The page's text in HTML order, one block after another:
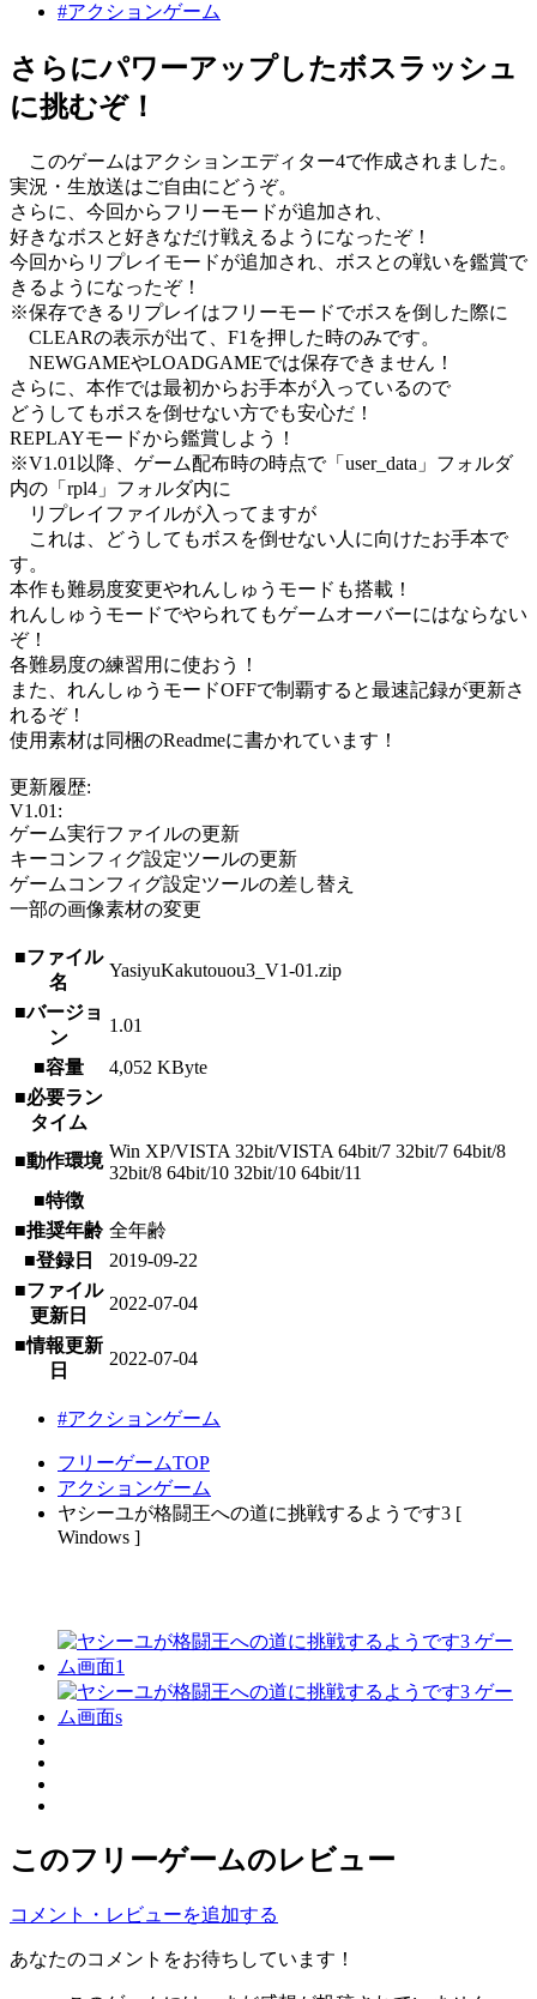
#アクションゲーム
さらにパワーアップしたボスラッシュ
に挑むぞ！
このゲームはアクションエディター4で作成されました。
実況・生放送はご自由にどうぞ。
さらに、今回からフリーモードが追加され、
好きなボスと好きなだけ戦えるようになったぞ！
今回からリプレイモードが追加され、ボスとの戦いを鑑賞で
きるようになったぞ！
※保存できるリプレイはフリーモードでボスを倒した際に
CLEARの表示が出て、F1を押した時のみです。
NEWGAMEやLOADGAMEでは保存できません！
さらに、本作では最初からお手本が入っているので
どうしてもボスを倒せない方でも安心だ！
REPLAYモードから鑑賞しよう！
※V1.01以降、ゲーム配布時の時点で「user_data」フォルダ
内の「rpl4」フォルダ内に
リプレイファイルが入ってますが
これは、どうしてもボスを倒せない人に向けたお手本で
す。
本作も難易度変更やれんしゅうモードも搭載！
れんしゅうモードでやられてもゲームオーバーにはならない
ぞ！
各難易度の練習用に使おう！
また、れんしゅうモードOFFで制覇すると最速記録が更新さ
れるぞ！
使用素材は同梱のReadmeに書かれています！
更新履歴:
V1.01:
ゲーム実行ファイルの更新
キーコンフィグ設定ツールの更新
ゲームコンフィグ設定ツールの差し替え
一部の画像素材の変更
■ファイル
名
YasiyuKakutouou3_V1-01.zip
■バージョ
ン
1.01
■容量
4,052 KByte
■必要ラン
タイム
■動作環境 Win XP/VISTA 32bit/VISTA 64bit/7 32bit/7 64bit/8
32bit/8 64bit/10 32bit/10 64bit/11
■特徴
■推奨年齢 全年齢
■登録日
2019-09-22
■ファイル
更新日
2022-07-04
■情報更新
日
2022-07-04
#アクションゲーム
フリーゲームTOP
アクションゲーム
ヤシーユが格闘王への道に挑戦するようです3 [
Windows ]
このフリーゲームのレビュー
コメント・レビューを追加する
あなたのコメントをお待ちしています！